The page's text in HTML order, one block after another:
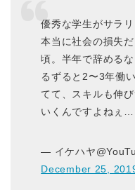
優秀な学生がサラ
本当に社会の損失
頃。半年で辞める
るずると2〜3年働
てて、スキルも伸
いくんですよねぇ…
— イケハヤ
December 25,